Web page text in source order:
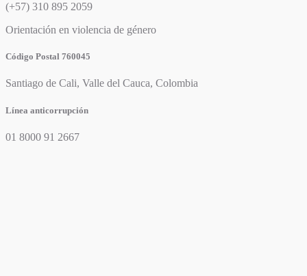
(+57) 310 895 2059
Orientación en violencia de género
Código Postal 760045
Santiago de Cali, Valle del Cauca, Colombia
Línea anticorrupción
01 8000 91 2667